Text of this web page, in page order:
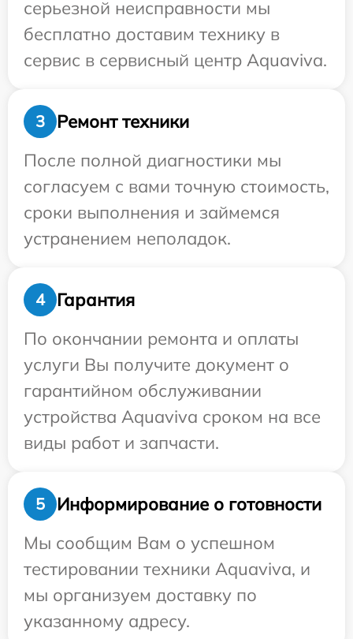
серьезной неисправности мы
бесплатно доставим технику в
сервис в сервисный центр Aquaviva.
3
Ремонт техники
После полной диагностики мы
согласуем с вами точную стоимость,
сроки выполнения и займемся
устранением неполадок.
4
Гарантия
По окончании ремонта и оплаты
услуги Вы получите документ о
гарантийном обслуживании
устройства Aquaviva сроком на все
виды работ и запчасти.
5
Информирование о готовности
Мы сообщим Вам о успешном
тестировании техники Aquaviva, и
мы организуем доставку по
указанному адресу.